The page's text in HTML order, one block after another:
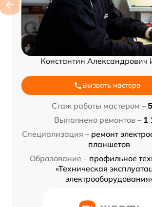
Константин Александрович
Вызвать мастера
Стаж работы мастером –
Выполнено ремонтов – 1
Специализация – ремонт
планшетов
Образование – профильное
«Техническая